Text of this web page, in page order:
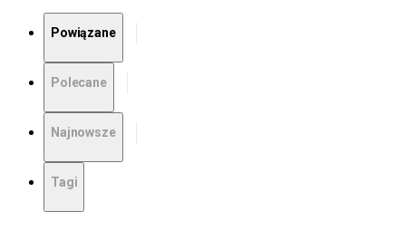
Powiązane
Polecane
Najnowsze
Tagi